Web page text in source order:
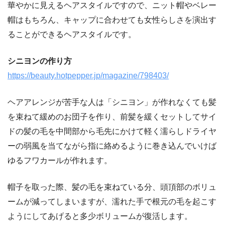
華やかに見えるヘアスタイルですので、ニット帽やベレー
帽はもちろん、キャップに合わせても女性らしさを演出す
ることができるヘアスタイルです。
シニヨンの作り方
https://beauty.hotpepper.jp/magazine/798403/
ヘアアレンジが苦手な人は「シニヨン」が作れなくても髪
を束ねて緩めのお団子を作り、前髪を緩くセットしてサイ
ドの髪の毛を中間部から毛先にかけて軽く濡らしドライヤ
ーの弱風を当てながら指に絡めるように巻き込んでいけば
ゆるフワカールが作れます。
帽子を取った際、髪の毛を束ねている分、頭頂部のボリュ
ームが減ってしまいますが、濡れた手で根元の毛を起こす
ようにしてあげると多少ボリュームが復活します。